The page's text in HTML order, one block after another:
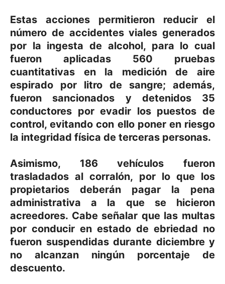
Estas acciones permitieron reducir el
número de accidentes viales generados
por la ingesta de alcohol, para lo cual
fueron aplicadas 560 pruebas
cuantitativas en la medición de aire
espirado por litro de sangre; además,
fueron sancionados y detenidos 35
conductores por evadir los puestos de
control, evitando con ello poner en riesgo
la integridad física de terceras personas.
Asimismo, 186 vehículos fueron
trasladados al corralón, por lo que los
propietarios deberán pagar la pena
administrativa a la que se hicieron
acreedores. Cabe señalar que las multas
por conducir en estado de ebriedad no
fueron suspendidas durante diciembre y
no alcanzan ningún porcentaje de
descuento.